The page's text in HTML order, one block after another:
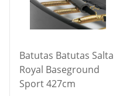
Batutas Batutas Salta
Royal Baseground
Sport 427cm